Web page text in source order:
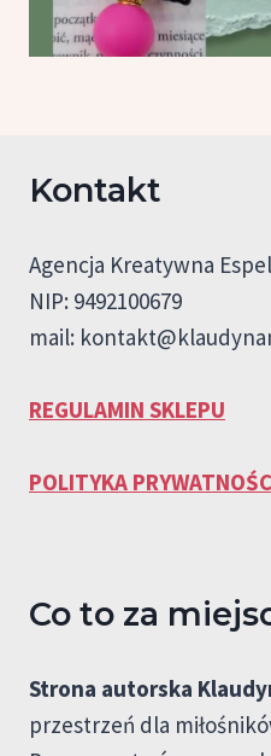
Kontakt
Agencja Kreatywna
NIP: 9492100679
mail:
REGULAMIN SKLEPU
POLITYKA
Co to za
Strona autorska
przestrzeń dla